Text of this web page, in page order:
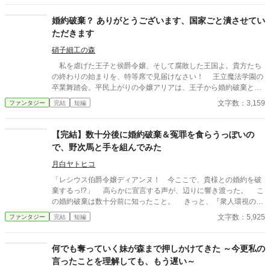
児。チートはありません。 ４／５ ２１時完結予定。
婚約破棄？ ありがとうございます、国家ごと潰させてい
ただきます
硝子細工の森
私を虐げた王子と侯爵令嬢、そして腐敗した王国よ。貴方たち
の終わりの始まりを、特等席で見届けなさい！ 王立魔法学園の
卒業舞踏会。平民上がりの令嬢アリアは、王子から婚約破棄と禁
呪研究の濡れ衣を着せられる。 だが彼女の正体は、この国の破
滅を画策する隣国のスパイだった。
ファンタジー 完結 短編 文字数：3,159
【完結】数十分後に婚約破棄＆冤罪を食らうっぽいの
で、野次馬と手を組んでみた
月白ヤトヒコ
「レシウス伯爵令嬢ディアンヌ！ 今ここで、貴様との婚約を破
棄するっ!?」 高らかに宣言する声が、辺りに響き渡った。 こ
の婚約破棄は数十分前に知ったこと。 きっと、『衆人環視の前
で婚約破棄する俺、かっこいい！』とでも思っているんでしょう
ね。キモっ！ 「婚約破棄、了承致しました。つきましては、理由
野次馬と手を組むことにした。 「ふっ、知れたこと！ 貴様は、
わたしの愛するこの可憐な」 「よっ、まさかの自分からの不貞の
ファンタジー 完結 短編 文字数：5,925
何でも奪っていく妹が森まで押しかけてきた ～今更私の
言ったことを理解しても、もう遅い～